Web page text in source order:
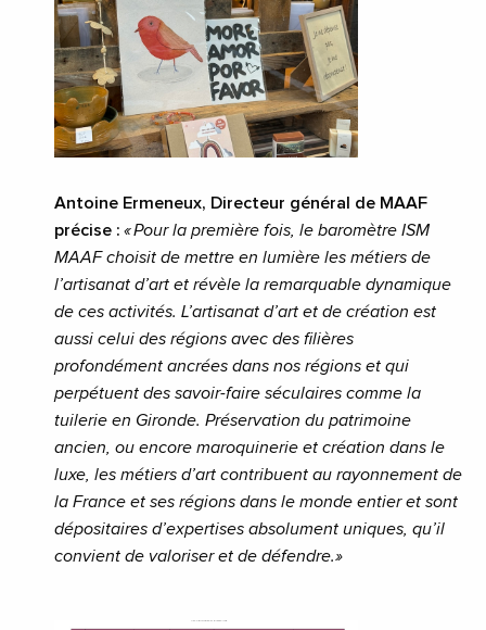
Antoine Ermeneux, Directeur général de MAAF
précise : « Pour la première fois, le baromètre ISM
MAAF choisit de mettre en lumière les métiers de
l’artisanat d’art et révèle la remarquable dynamique
de ces activités. L’artisanat d’art et de création est
aussi celui des régions avec des filières
profondément ancrées dans nos régions et qui
perpétuent des savoir-faire séculaires comme la
tuilerie en Gironde. Préservation du patrimoine
ancien, ou encore maroquinerie et création dans le
luxe, les métiers d’art contribuent au rayonnement de
la France et ses régions dans le monde entier et sont
dépositaires d’expertises absolument uniques, qu’il
convient de valoriser et de défendre.»